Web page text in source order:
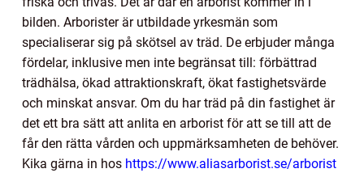
bilden. Arborister är utbildade yrkesmän som
specialiserar sig på skötsel av träd. De erbjuder många
fördelar, inklusive men inte begränsat till: förbättrad
trädhälsa, ökad attraktionskraft, ökat fastighetsvärde
och minskat ansvar. Om du har träd på din fastighet är
det ett bra sätt att anlita en arborist för att se till att de
får den rätta vården och uppmärksamheten de behöver.
Kika gärna in hos https://www.aliasarborist.se/arborist